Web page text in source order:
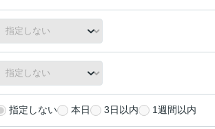
指定しない 本日 3日以内 1週間以内